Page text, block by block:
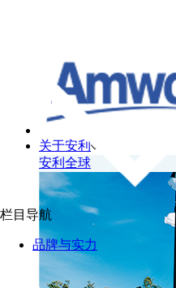
关于安利
安利全球
栏目导航
品牌与实力